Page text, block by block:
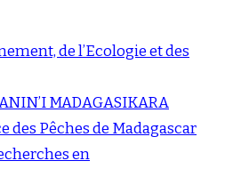
de l’Ecologie et des
MADAGASIKARA
des Pêches de Madagascar
en